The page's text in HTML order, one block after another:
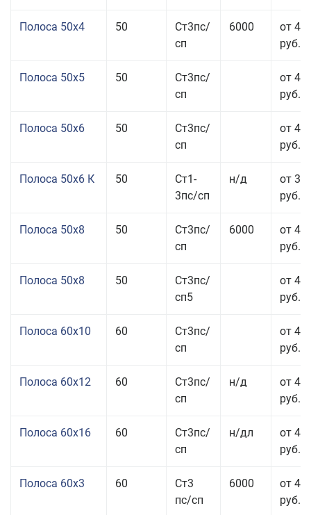
Полоса 50x4 50
Ст3пс/
сп
6000
от 45
руб.
Полоса 50x5 50
Ст3пс/
сп
от 43
руб.
Полоса 50x6 50
Ст3пс/
сп
от 43
руб.
Полоса 50x6 К 50
Ст1-
3пс/сп
н/д
от 35
руб.
Полоса 50x8 50
Ст3пс/
сп
6000
от 43
руб.
Полоса 50x8 50
Ст3пс/
сп5
от 43
руб.
Полоса 60x10 60
Ст3пс/
сп
от 42
руб.
Полоса 60x12 60
Ст3пс/
сп
н/д
от 46
руб.
Полоса 60x16 60
Ст3пс/
сп
н/дл
от 48
руб.
Полоса 60x3 60
Ст3
пс/сп
6000
от 46
руб.